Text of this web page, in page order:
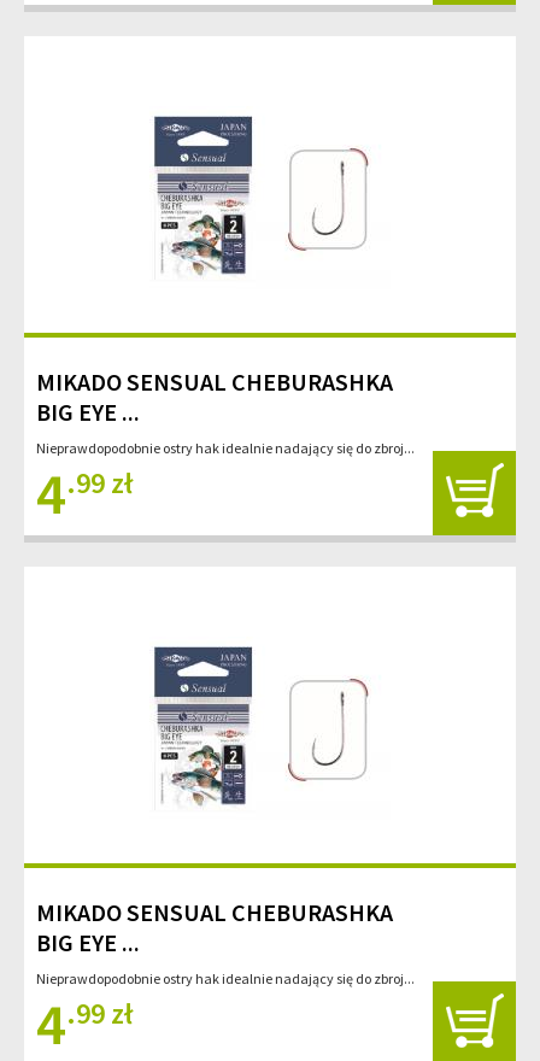
MIKADO SENSUAL CHEBURASHKA
BIG EYE ...
Nieprawdopodobnie ostry hak idealnie nadający się do zbroj...
4.99 zł
MIKADO SENSUAL CHEBURASHKA
BIG EYE ...
Nieprawdopodobnie ostry hak idealnie nadający się do zbroj...
4.99 zł